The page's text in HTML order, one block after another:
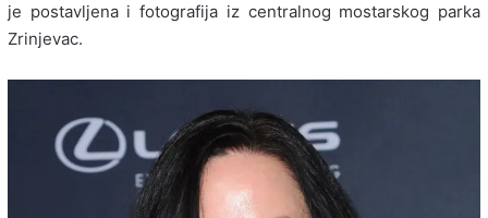
je postavljena i fotografija iz centralnog mostarskog parka
Zrinjevac.